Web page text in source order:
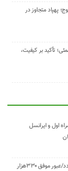
تیپ ۴۸ فتح یاسوج؛ پهپاد متجاوز در
تأکید بر کیفیت،
اول و ایرانسل
مدیریت موفق مرزهای اربعین در اوج تردد/عبور موفق ۳۳۰هزار